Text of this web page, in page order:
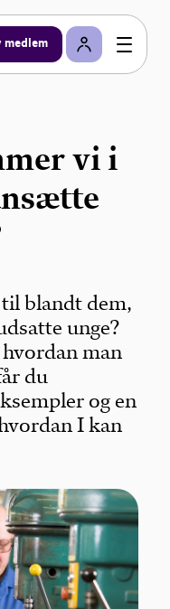
medlem
vi i
blandt dem,
unge?
man
du
og en
I kan